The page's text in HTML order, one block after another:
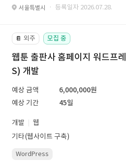
서울특별시 · 등록일자 2026.07.28.
📔 외주 모집 중
웹툰 출판사 홈페이지 워드프
S) 개발
예상 금액
6,000,000원
예상 기간
45일
개발
웹
기타(웹사이트 구축)
WordPress